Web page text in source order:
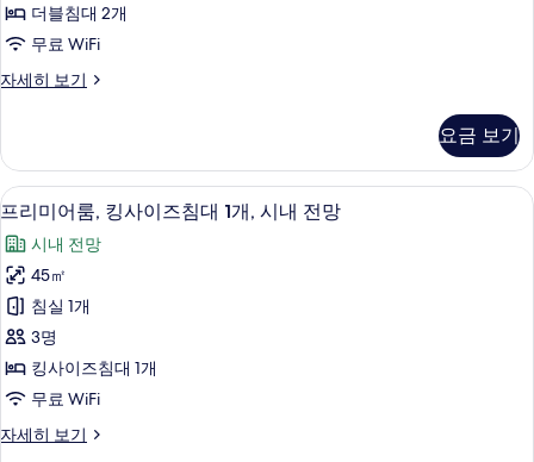
기
블
침
대
개,
시
내
전
망
사
진
모
두
보
더블침대 2개
무료 WiFi
자세히 보기
프
룸,
더
블
대
2
개,
시
내
전
망
자
히
요금 보기
프
리
미
어
룸,
킹
사
이
즈
7
프리미어룸, 킹사이즈침대 1개, 시내 전망
시내 전망
45㎡
침실 1개
3명
킹사이즈침대 1개
무료 WiFi
자세히 보기
프